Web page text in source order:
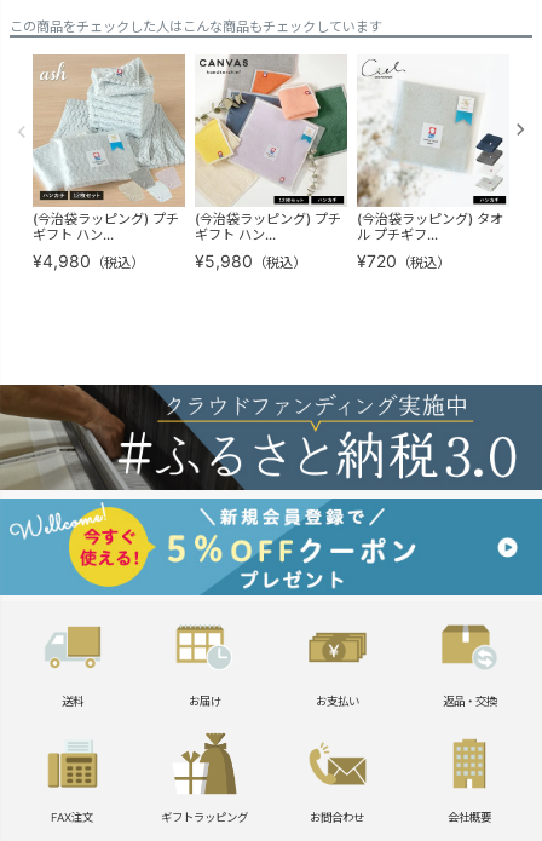
この商品をチェックした人はこんな商品もチェックしています
(今治袋ラッピング) プチ
ギフト ハン...
¥4,980 （税込）
(今治袋ラッピング) プチ
ギフト ハン...
¥5,980 （税込）
(今治袋ラッピング) タオ
ル プチギフ...
¥720 （税込）
送料 お届け お支払い 返品・交換
FAX注文 ギフトラッピング お問合わせ 会社概要